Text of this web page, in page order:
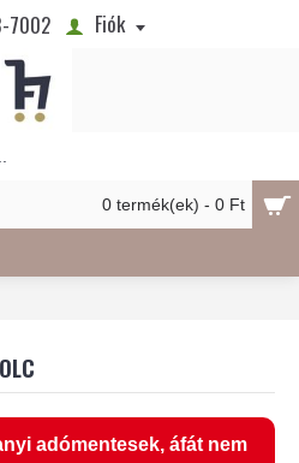
7002 Fiók
0 termék(ek) - 0 Ft
adómentesek, áfát nem